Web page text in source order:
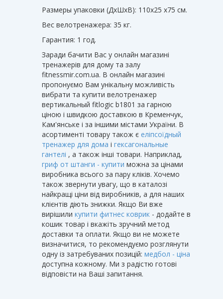
Размеры упаковки (ДхШхВ): 110x25 x75 см.
Вес велотренажера: 35 кг.
Гарантия: 1 год.
Заради бачити Вас у онлайн магазині
тренажерів для дому та залу
fitnessmir.com.ua. В онлайн магазині
пропонуємо Вам унікальну можливість
вибрати та купити велотренажер
вертикальный fitlogic b1801 за гарною
ціною і швидкою доставкою в Кременчук,
Кам'янське і за іншими містами України. В
асортименті товару також є еліпсоїдный
тренажер для дома і гексагональные
гантелі , а також інші товари. Наприклад,
гриф от штанги - купити можна за цінами
виробника всього за пару кліків. Хочемо
також звернути увагу, що в каталозі
найкращі ціни від виробників, а для наших
клієнтів діють знижки. Якщо Ви вже
вирішили купити фитнес коврик - додайте в
кошик товар і вкажіть зручний метод
доставки та оплати. Якщо ви не можете
визначитися, то рекомендуємо розглянути
одну із затребуваних позицій: медбол - ціна
доступна кожному. Ми з радістю готові
відповісти на Ваші запитання.